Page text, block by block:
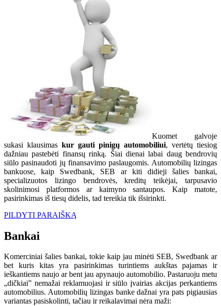
Kuomet galvoje
sukasi klausimas kur gauti pinigų automobiliui, vertėtų tiesiog
dažniau pastebėti finansų rinką. Šiai dienai labai daug bendrovių
siūlo pasinaudoti jų finansavimo paslaugomis. Automobilių lizingas
bankuose, kaip Swedbank, SEB ar kiti didieji šalies bankai,
specializuotos lizingo bendrovės, kreditų teikėjai, tarpusavio
skolinimosi platformos ar kaimyno santaupos. Kaip matote,
pasirinkimas iš tiesų didelis, tad tereikia tik išsirinkti.
PILDYTI PARAIŠKĄ
Bankai
Komerciniai šalies bankai, tokie kaip jau minėti SEB, Swedbank ar
bet kuris kitas yra pasirinkimas turintiems aukštas pajamas ir
ieškantiems naujo ar bent jau apynaujo automobilio. Pastaruoju metu
„dičkiai” nemažai reklamuojasi ir siūlo įvairias akcijas perkantiems
automobilius. Automobilių lizingas banke dažnai yra pats pigiausias
variantas pasiskolinti, tačiau ir reikalavimai nėra maži: